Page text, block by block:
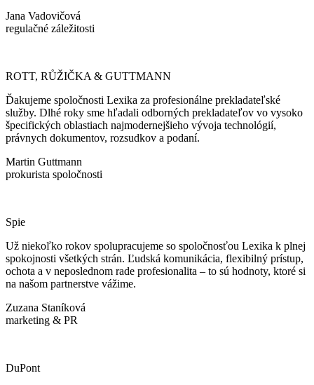
Jana Vadovičová
regulačné záležitosti
ROTT, RŮŽIČKA & GUTTMANN
Ďakujeme spoločnosti Lexika za profesionálne prekladateľské
služby. Dlhé roky sme hľadali odborných prekladateľov vo vysoko
špecifických oblastiach najmodernejšieho vývoja technológií,
právnych dokumentov, rozsudkov a podaní.
Martin Guttmann
prokurista spoločnosti
Spie
Už niekoľko rokov spolupracujeme so spoločnosťou Lexika k plnej
spokojnosti všetkých strán. Ľudská komunikácia, flexibilný prístup,
ochota a v neposlednom rade profesionalita – to sú hodnoty, ktoré si
na našom partnerstve vážime.
Zuzana Staníková
marketing & PR
DuPont